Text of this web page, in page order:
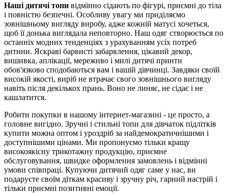
Наші дитячі топи відмінно сідають по фігурі, приємні до тіла
і повністю безпечні. Особливу увагу ми приділяємо
зовнішньому вигляду виробу, адже кожній матусі хочеться,
щоб її донька виглядала неповторно. Наш одяг створюється по
останніх модних тенденціях з урахуванням усіх потреб
дитини. Яскраві барвисті забарвлення, цікавий декор,
вишивка, аплікації, мереживо і милі дитячі принти
обов'язково сподобаються вам і вашій дівчинці. Завдяки своїй
високій якості, виріб не втрачає свого зовнішнього вигляду
навіть після декількох прань. Воно не линяє, не сідає і не
кашлатится.
Робити покупки в нашому інтернет-магазині - це просто, а
головне вигідно. Зручні і стильні топи для дівчаток підлітків
купити можна оптом і уроздріб за найдемократичнішими і
доступнішими цінами. Ми пропонуємо тільки кращу
високоякісну трикотажну продукцію, приємне
обслуговування, швидке оформлення замовлень і відмінні
умови співпраці. Купуючи дитячий одяг саме у нас, ви
подаруєте своїм діткам красиву і зручну річ, гарний настрій і
тільки приємні позитивні емоції.